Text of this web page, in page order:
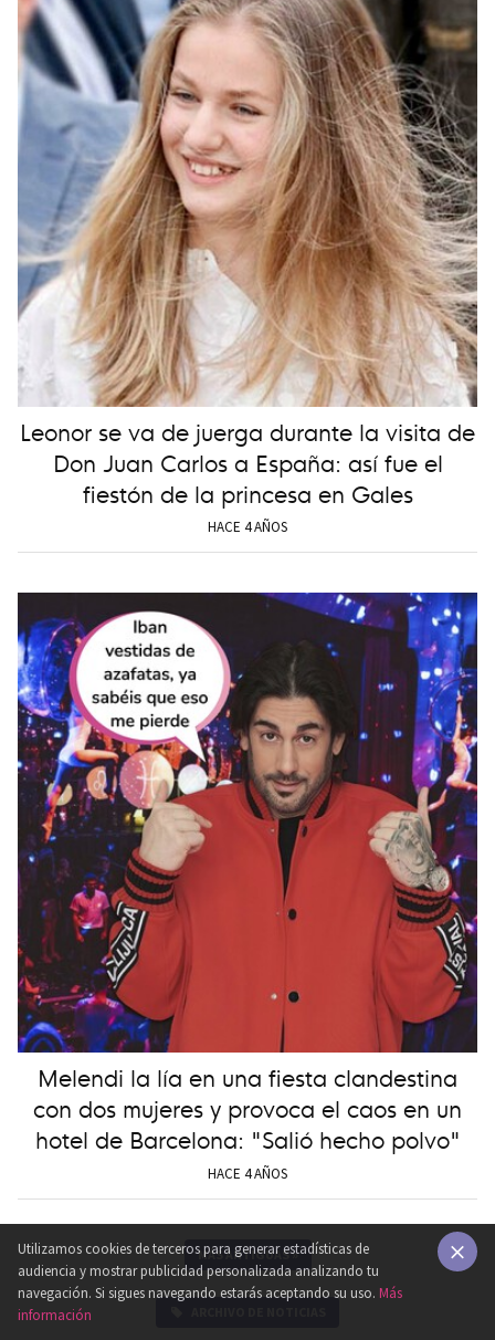
Leonor se va de juerga durante la visita de
Don Juan Carlos a España: así fue el
fiestón de la princesa en Gales
HACE 4 AÑOS
Melendi la lía en una fiesta clandestina
con dos mujeres y provoca el caos en un
hotel de Barcelona: "Salió hecho polvo"
HACE 4 AÑOS
MÁS ANTIGUAS»
Utilizamos cookies de terceros para generar estadísticas de
audiencia y mostrar publicidad personalizada analizando tu
navegación. Si sigues navegando estarás aceptando su uso. Más
información